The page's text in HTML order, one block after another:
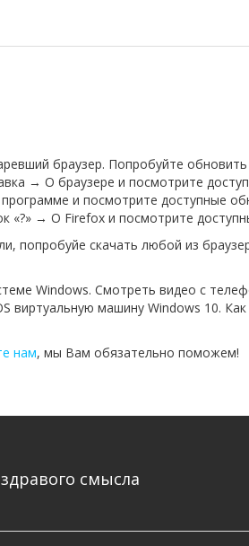
браузер. Попробуйте
→ О браузере и посмотрите
и посмотрите доступные
→ О Firefox и посмотрите
попробуйе скачать любой из
Windows. Смотреть видео с
машину Windows 10. Как
нам, мы Вам обязательно поможем!
смысла